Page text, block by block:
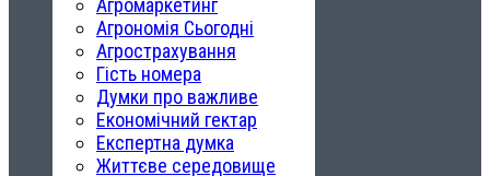
Агромаркетинг
Агрономія Сьогодні
Агрострахування
Гість номера
Думки про важливе
Економічний гектар
Експертна думка
Життєве середовище